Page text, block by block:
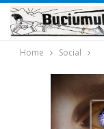
Home Social